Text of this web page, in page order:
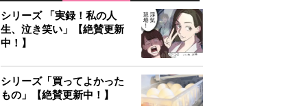
シリーズ 「実録！私の人
生、泣き笑い」【絶賛更新
中！】
シリーズ「買ってよかった
もの」【絶賛更新中！】